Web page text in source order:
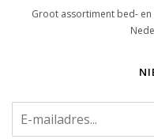
Groot assortiment bed-